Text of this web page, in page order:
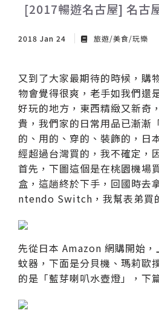
[2017暢遊名古屋] 名古
2018 Jan 24 旅遊/美食/玩樂
又到了大家最期待的時候，購
物會覺得很爽，老手如我們還
好玩的地方，東西精緻又新奇
貴，我們家的日常用品已漸漸
的、用的、穿的、裝飾的，日
經超過台灣買的，我不確定，
首先，下圖這個是在桃園機場
盒，這趟終於下手，回國時去
ntendo Switch，我幫表弟買
先從日本 Amazon 網購開始
蚊器，下面是分貝機、瑪莉歐
的是「藍芽喇叭水壺燈」，下